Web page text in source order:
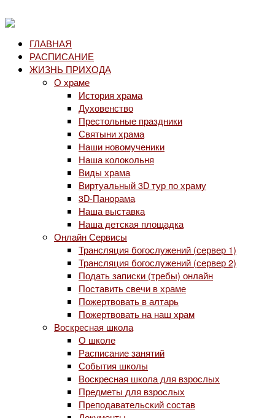
ГЛАВНАЯ
РАСПИСАНИЕ
ЖИЗНЬ ПРИХОДА
О храме
История храма
Духовенство
Престольные праздники
Святыни храма
Наши новомученики
Наша колокольня
Виды храма
Виртуальный 3D тур по храму
3D-Панорама
Наша выставка
Наша детская площадка
Онлайн Сервисы
Трансляция богослужений (сервер 1)
Трансляция богослужений (сервер 2)
Подать записки (требы) онлайн
Поставить свечи в храме
Пожертвовать в алтарь
Пожертвовать на наш храм
Воскресная школа
О школе
Расписание занятий
События школы
Воскресная школа для взрослых
Предметы для взрослых
Преподавательский состав